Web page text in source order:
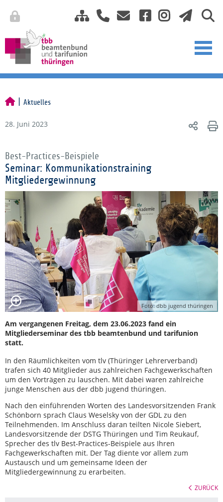
Aktuelles
28. Juni 2023
Best-Practices-Beispiele
Seminar: Kommunikationstraining
Mitgliedergewinnung
Foto: dbb jugend thüringen
Am vergangenen Freitag, dem 23.06.2023 fand ein
Mitgliederseminar des tbb beamtenbund und tarifunion
statt.
In den Räumlichkeiten vom tlv (Thüringer Lehrerverband)
trafen sich 40 Mitglieder aus zahlreichen Fachgewerkschaften
um den Vorträgen zu lauschen. Mit dabei waren zahlreiche
junge Menschen aus der dbb jugend thüringen.
Nach den einführenden Worten des Landesvorsitzenden Frank
Schönborn sprach Claus Weselsky von der GDL zu den
Teilnehmenden. Im Anschluss daran teilten Nicole Siebert,
Landesvorsitzende der DSTG Thüringen und Tim Reukauf,
Sprecher des tlv Best-Practices-Beispiele aus Ihren
Fachgewerkschaften mit. Der Tag diente vor allem zum
Austausch und um gemeinsame Ideen der
Mitgliedergewinnung zu erarbeiten.
ZURÜCK